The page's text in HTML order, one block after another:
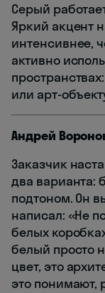
Серый
Яркий акцент
интенсивнее,
активно
или арт-
Андрей
Заказчик
два варианта:
подтоном. Он
написал: «Не
белых
белый просто
цвет, это
это понимают,